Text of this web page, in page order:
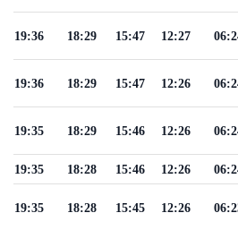
12:27
15:47
18:29
19:36
12:26
15:47
18:29
19:36
12:26
15:46
18:29
19:35
12:26
15:46
18:28
19:35
12:26
15:45
18:28
19:35